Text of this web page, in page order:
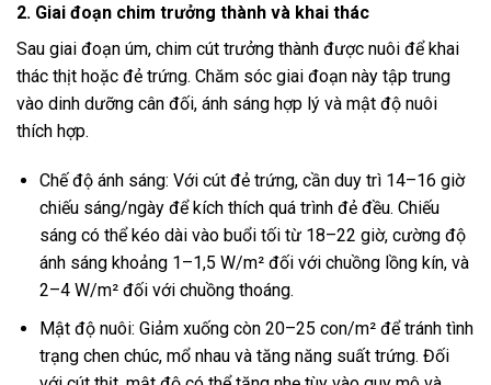
2. Giai đoạn chim trưởng thành và khai thác
Sau giai đoạn úm, chim cút trưởng thành được nuôi để khai
thác thịt hoặc đẻ trứng. Chăm sóc giai đoạn này tập trung
vào dinh dưỡng cân đối, ánh sáng hợp lý và mật độ nuôi
thích hợp.
Chế độ ánh sáng: Với cút đẻ trứng, cần duy trì 14–16 giờ
chiếu sáng/ngày để kích thích quá trình đẻ đều. Chiếu
sáng có thể kéo dài vào buổi tối từ 18–22 giờ, cường độ
ánh sáng khoảng 1–1,5 W/m² đối với chuồng lồng kín, và
2–4 W/m² đối với chuồng thoáng.
Mật độ nuôi: Giảm xuống còn 20–25 con/m² để tránh tình
trạng chen chúc, mổ nhau và tăng năng suất trứng. Đối